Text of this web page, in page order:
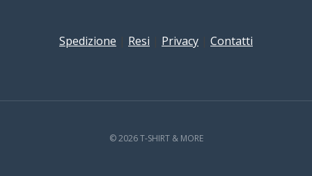
Spedizione Resi Privacy Contatti
© 2026 T-SHIRT & MORE